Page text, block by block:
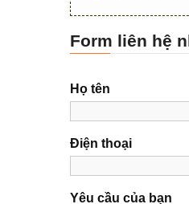
Form liên hệ
Họ tên
Điện thoại
Yêu cầu của bạn